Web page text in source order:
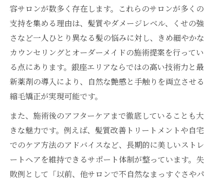
容サロンが数多く存在します。これらのサロンが多くの
支持を集める理由は、髪質やダメージレベル、くせの強
さなど一人ひとり異なる髪の悩みに対し、きめ細やかな
カウンセリングとオーダーメイドの施術提案を行ってい
る点にあります。銀座エリアならではの高い技術力と最
新薬剤の導入により、自然な艶感と手触りを両立させる
縮毛矯正が実現可能です。
また、施術後のアフターケアまで徹底していることも大
きな魅力です。例えば、髪質改善トリートメントや自宅
でのケア方法のアドバイスなど、長期的に美しいストレ
ートヘアを維持できるサポート体制が整っています。失
敗例として「以前、他サロンで不自然なまっすぐさやパ